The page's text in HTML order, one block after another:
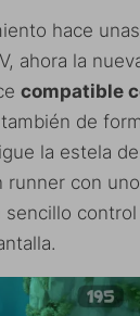
hace
ahora la
compatible
de
la estela
runner con
sencillo